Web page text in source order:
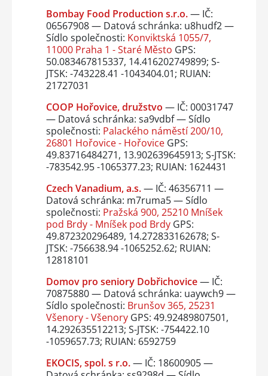
Bombay Food Production s.r.o.— IČ:
06567908 — Datová schránka: u8hudf2 —
Sídlo společnosti: Konviktská 1055/7,
11000 Praha 1 - Staré Město GPS:
50.083467815337, 14.416202749899; S-
JTSK: -743228.41 -1043404.01; RUIAN:
21727031
COOP Hořovice, družstvo — IČ: 00031747
— Datová schránka: sa9vdbf — Sídlo
společnosti: Palackého náměstí 200/10,
26801 Hořovice - HořoviceGPS:
49.83716484271, 13.902639645913; S-JTSK:
-783542.95 -1065377.23; RUIAN: 1624431
Czech Vanadium, a.s.— IČ: 46356711 —
Datová schránka: m7ruma5 — Sídlo
společnosti: Pražská 900, 25210 Mníšek
pod Brdy - Mníšek pod BrdyGPS:
49.872320296489, 14.272833162678; S-
JTSK: -756638.94 -1065252.62; RUIAN:
12818101
Domov pro seniory Dobřichovice— IČ:
70875880 — Datová schránka: uaywch9 —
Sídlo společnosti: Brunšov 365, 25231
Všenory - VšenoryGPS: 49.92489807501,
14.292635512213; S-JTSK: -754422.10
-1059657.73; RUIAN: 6592759
EKOCIS, spol. s r.o.— IČ: 18600905 —